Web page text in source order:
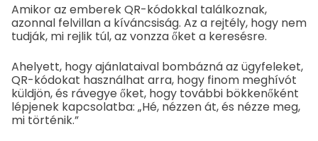
Amikor az emberek QR-kódokkal találkoznak,
azonnal felvillan a kíváncsiság. Az a rejtély, hogy nem
tudják, mi rejlik túl, az vonzza őket a keresésre.
Ahelyett, hogy ajánlataival bombázná az ügyfeleket,
QR-kódokat használhat arra, hogy finom meghívót
küldjön, és rávegye őket, hogy további bökkenőként
lépjenek kapcsolatba: „Hé, nézzen át, és nézze meg,
mi történik.”